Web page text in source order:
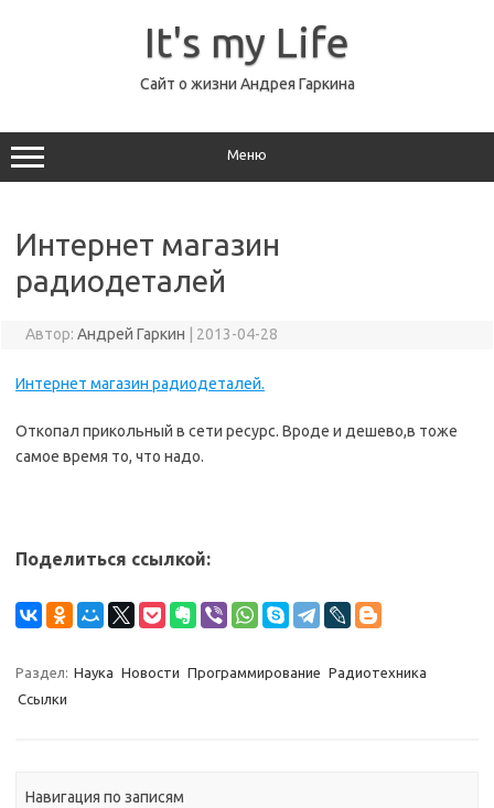
It's my Life
Сайт о жизни Андрея Гаркина
Меню
Интернет магазин
радиодеталей
Автор: Андрей Гаркин 2013-04-28
Интернет магазин радиодеталей.
Откопал прикольный в сети ресурс. Вроде и дешево,в тоже
самое время то, что надо.
Поделиться ссылкой:
Раздел: Наука Новости Программирование Радиотехника
Ссылки
Навигация по записям